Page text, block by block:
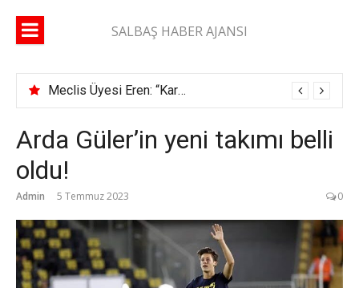
SALBAŞ HABER AJANSI
Meclis Üyesi Eren: “Karaisalı yolunda 2 ay geçti, şerit çizgisi bile çekilmedi”
Arda Güler’in yeni takımı belli
oldu!
Admin 5 Temmuz 2023 0